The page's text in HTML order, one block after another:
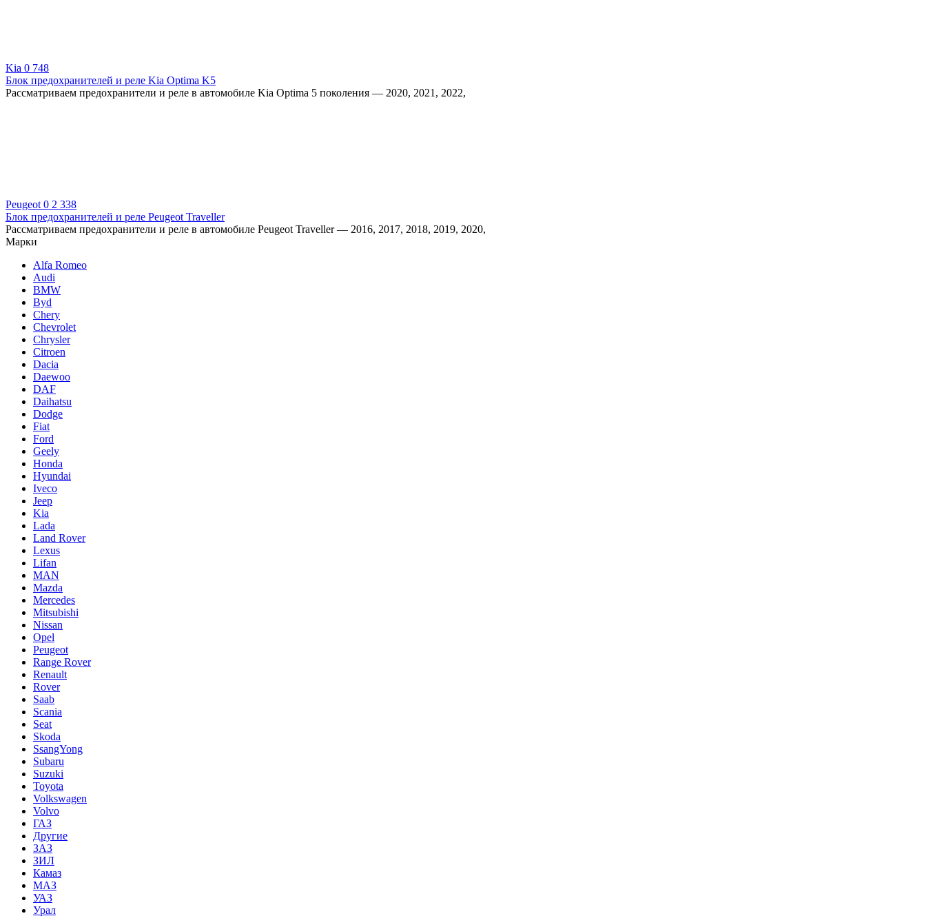
Kia 0 748
Блок предохранителей и реле Kia Optima K5
Рассматриваем предохранители и реле в автомобиле Kia Optima 5 поколения — 2020, 2021, 2022,
Peugeot 0 2 338
Блок предохранителей и реле Peugeot Traveller
Рассматриваем предохранители и реле в автомобиле Peugeot Traveller — 2016, 2017, 2018, 2019, 2020,
Марки
Alfa Romeo
Audi
BMW
Byd
Chery
Chevrolet
Chrysler
Citroen
Dacia
Daewoo
DAF
Daihatsu
Dodge
Fiat
Ford
Geely
Honda
Hyundai
Iveco
Jeep
Kia
Lada
Land Rover
Lexus
Lifan
MAN
Mazda
Mercedes
Mitsubishi
Nissan
Opel
Peugeot
Range Rover
Renault
Rover
Saab
Scania
Seat
Skoda
SsangYong
Subaru
Suzuki
Toyota
Volkswagen
Volvo
ГАЗ
Другие
ЗАЗ
ЗИЛ
Камаз
МАЗ
УАЗ
Урал